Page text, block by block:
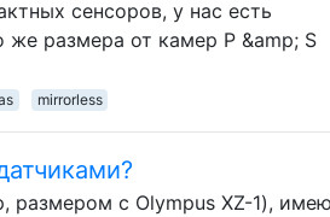
сенсоров, у нас есть
же размера от камер P &amp; S
mirrorless
размером с Olympus XZ-1),